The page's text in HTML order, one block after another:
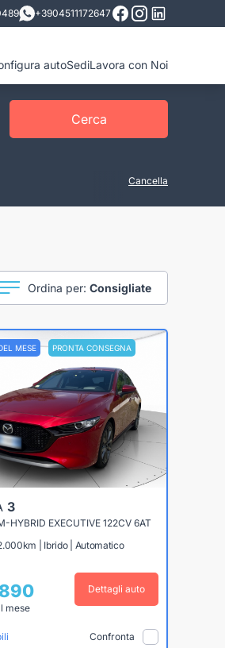
+3904511172647
autoSediLavora con Noi
Cerca
Cancella
Ordina per: Consigliate
MESE PRONTA CONSEGNA
3
HYBRID EXECUTIVE 122CV 6AT
| Ibrido | Automatico
mese
Dettagli auto
Confronta